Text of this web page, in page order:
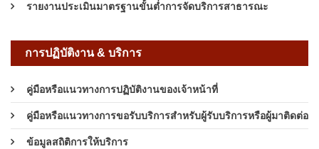
รายงานประเมินมาตรฐานขั้นต่ำการจัดบริการสาธารณะ
การปฏิบัติงาน & บริการ
คู่มือหรือแนวทางการปฏิบัติงานของเจ้าหน้าที่
คู่มือหรือแนวทางการขอรับบริการสำหรับผู้รับบริการหรือผู้มาติดต่อ
ข้อมูลสถิติการให้บริการ